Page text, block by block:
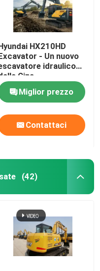
HX210HD
- Un nuovo
idraulico
Cina
Miglior prezzo
Contattaci
(42)